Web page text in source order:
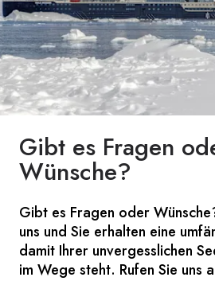
Gibt es Fragen
Wünsche?
Gibt es Fragen oder
uns und Sie erhalten eine
damit Ihrer unvergesslichen
im Wege steht. Rufen Sie